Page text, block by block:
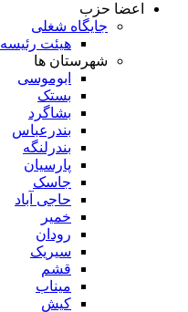
اعضا حزب
جایگاه شغلی
هیئت رئیسه
شهرستان ها
ابوموسی
بستک
بشاگرد
بندرعباس
بندرلنگه
پارسیان
جاسک
حاجی آباد
خمیر
رودان
سیریک
قشم
میناب
کیش